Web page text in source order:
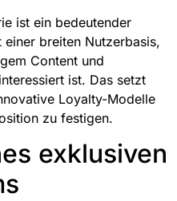
ist ein bedeutender
breiten Nutzerbasis,
Content und
ist. Das setzt
Loyalty-Modelle
zu festigen.
exklusiven